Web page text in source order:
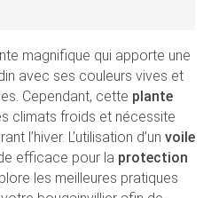
magnifique qui apporte une
avec ses couleurs vives et
Cependant, cette plante
climats froids et nécessite
l’hiver. L’utilisation d’un voile
efficace pour la protection
les meilleures pratiques